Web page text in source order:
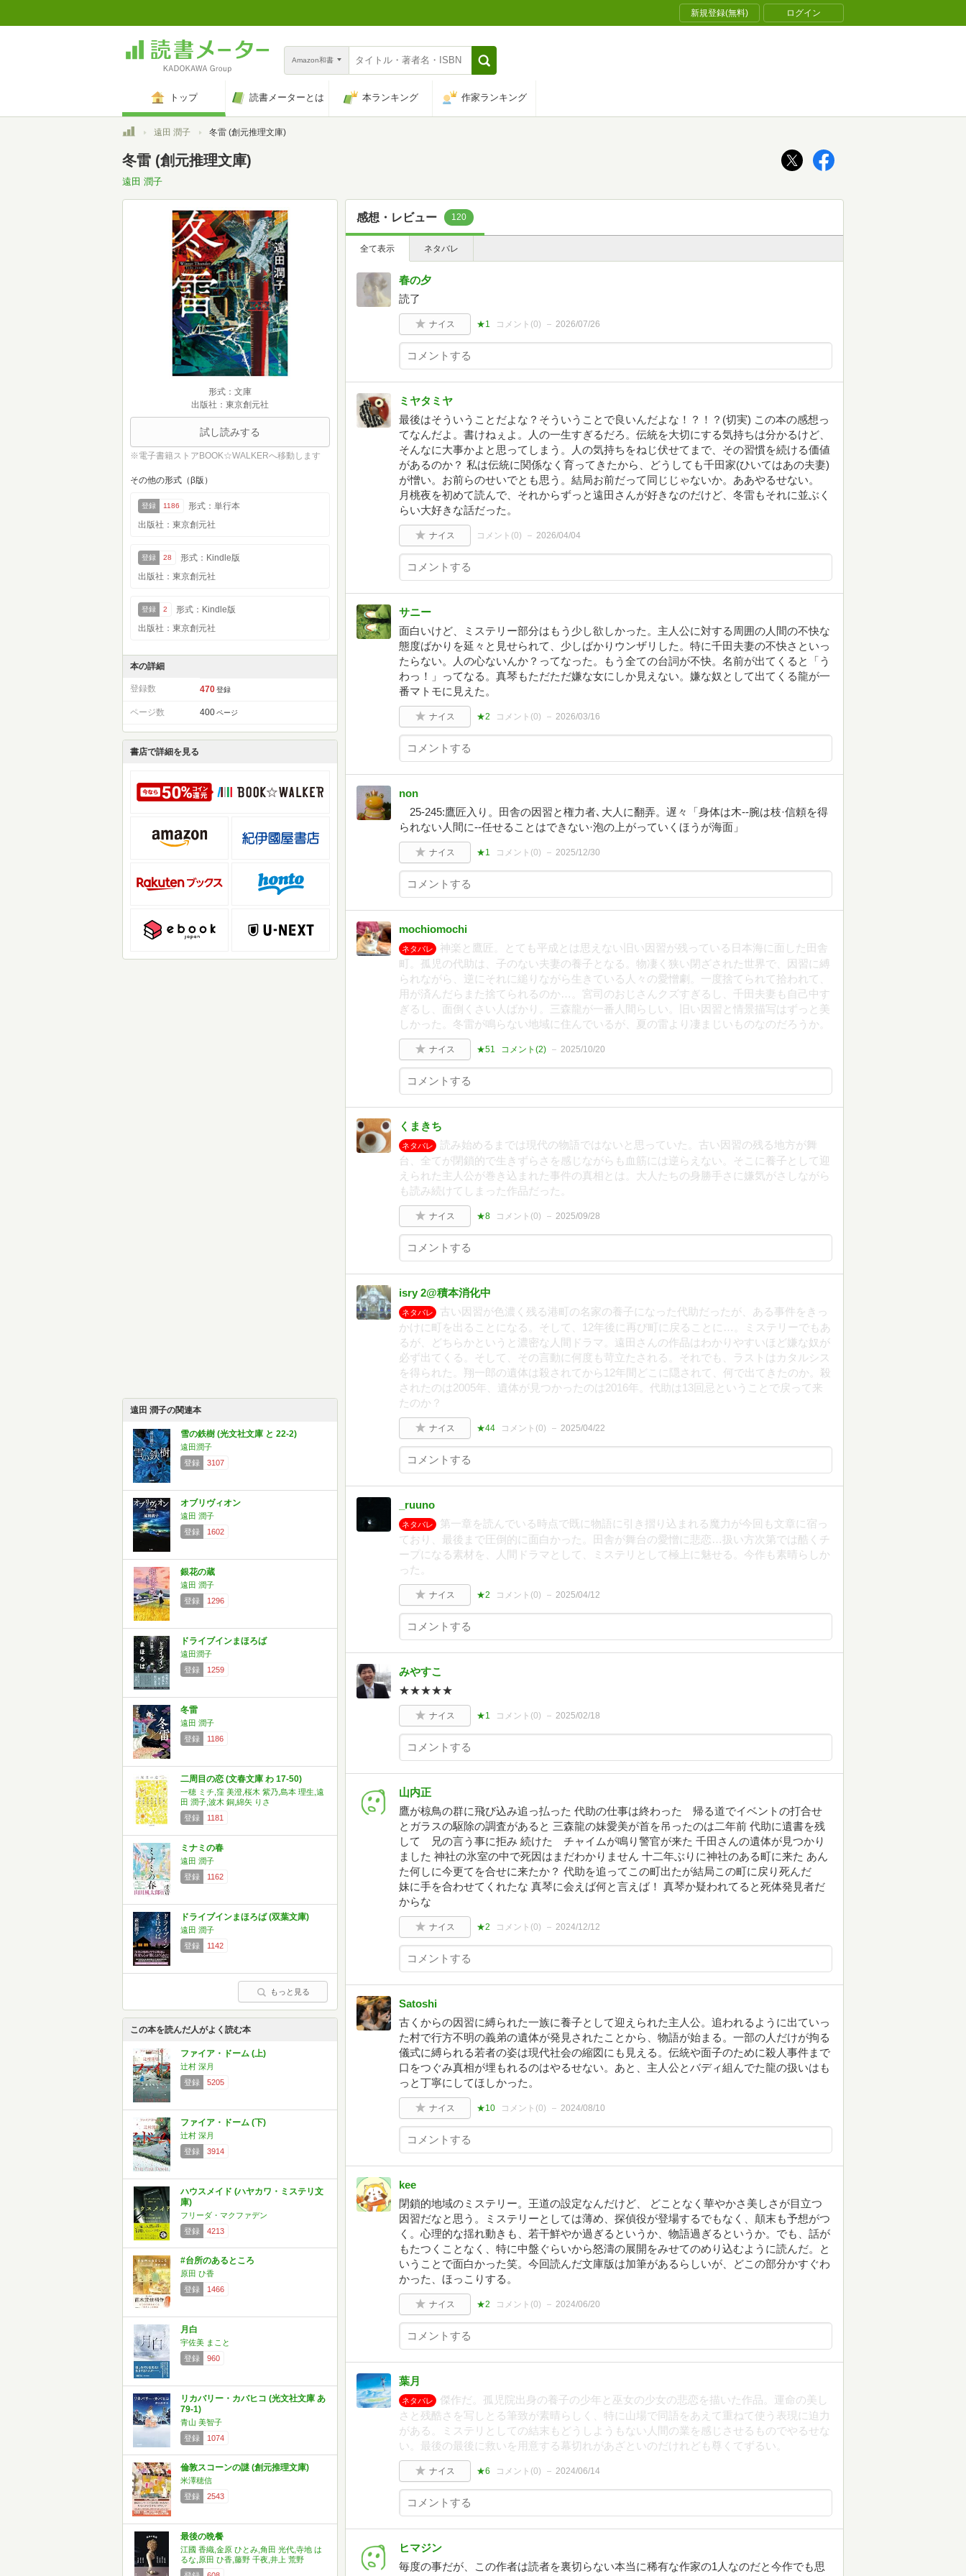
新規登録(無料) ログイン
Amazon和書
トップ 読書メーターとは 本ランキング 作家ランキング
トップ遠田 潤子 冬雷 (創元推理文庫)
冬雷 (創元推理文庫)
遠田 潤子
形式：文庫
出版社：東京創元社
試し読みする
※電子書籍ストアBOOK☆WALKERへ移動します
その他の形式（β版）
登録 1186
形式：単行本
出版社：東京創元社
登録 28
形式：Kindle版
出版社：東京創元社
登録 2
形式：Kindle版
出版社：東京創元社
本の詳細
登録数 470 登録
ページ数 400 ページ
書店で詳細を見る
遠田 潤子の関連本
雪の鉄樹 (光文社文庫 と 22-2)
遠田潤子
登録
3107
オブリヴィオン
遠田 潤子
登録
1602
銀花の蔵
遠田 潤子
登録
1296
ドライブインまほろば
遠田潤子
登録
1259
冬雷
遠田 潤子
登録
1186
二周目の恋 (文春文庫 わ 17-50)
一穂 ミチ,窪 美澄,桜木 紫乃,島本 理生,遠
田 潤子,波木 銅,綿矢 りさ
登録
1181
ミナミの春
遠田 潤子
登録
1162
ドライブインまほろば (双葉文庫)
遠田 潤子
登録
1142
もっと見る
この本を読んだ人がよく読む本
ファイア・ドーム (上)
辻村 深月
登録
5205
ファイア・ドーム (下)
辻村 深月
登録
3914
ハウスメイド (ハヤカワ・ミステリ文
庫)
フリーダ・マクファデン
登録
4213
#台所のあるところ
原田 ひ香
登録
1466
月白
宇佐美 まこと
登録
960
リカバリー・カバヒコ (光文社文庫 あ
79-1)
青山 美智子
登録
1074
倫敦スコーンの謎 (創元推理文庫)
米澤穂信
登録
2543
最後の晩餐
江國 香織,金原 ひとみ,角田 光代,寺地 は
るな,原田 ひ香,藤野 千夜,井上 荒野
感想・レビュー 120
全て表示 ネタバレ
春の夕
読了
ナイス ★1 コメント(0) 2026/07/26
ミヤタミヤ
最後はそういうことだよな？そういうことで良いんだよな！？！？(切実) この本の感想っ
てなんだよ。書けねぇよ。人の一生すぎるだろ。伝統を大切にする気持ちは分かるけど、
そんなに大事かよと思ってしまう。人の気持ちをねじ伏せてまで、その習慣を続ける価値
があるのか？ 私は伝統に関係なく育ってきたから、どうしても千田家(ひいてはあの夫妻)
が憎い。お前らのせいでとも思う。結局お前だって同じじゃないか。ああやるせない。
月桃夜を初めて読んで、それからずっと遠田さんが好きなのだけど、冬雷もそれに並ぶく
らい大好きな話だった。
ナイス コメント(0) 2026/04/04
サニー
面白いけど、ミステリー部分はもう少し欲しかった。主人公に対する周囲の人間の不快な
態度ばかりを延々と見せられて、少しばかりウンザリした。特に千田夫妻の不快さといっ
たらない。人の心ないんか？ってなった。もう全ての台詞が不快。名前が出てくると「う
わっ！」ってなる。真琴もただただ嫌な女にしか見えない。嫌な奴として出てくる龍が一
番マトモに見えた。
ナイス ★2 コメント(0) 2026/03/16
non
25-245:鷹匠入り。田舎の因習と権力者､大人に翻弄。遅々「身体は木--腕は枝·信頼を得
られない人間に--任せることはできない·泡の上がっていくほうが海面」
ナイス ★1 コメント(0) 2025/12/30
mochiomochi
ネタバレ
神楽と鷹匠。とても平成とは思えない旧い因習が残っている日本海に面した田舎
町。孤児の代助は、子のない夫妻の養子となる。物凄く狭い閉ざされた世界で、因習に縛
られながら、逆にそれに縋りながら生きている人々の愛憎劇。一度捨てられて拾われて、
用が済んだらまた捨てられるのか…。宮司のおじさんクズすぎるし、千田夫妻も自己中す
ぎるし、面倒くさい人ばかり。三森龍が一番人間らしい。旧い因習と情景描写はずっと美
しかった。冬雷が鳴らない地域に住んでいるが、夏の雷より凄まじいものなのだろうか。
ナイス ★51 コメント(2) 2025/10/20
くまきち
ネタバレ
読み始めるまでは現代の物語ではないと思っていた。古い因習の残る地方が舞
台、全てが閉鎖的で生きずらさを感じながらも血筋には逆らえない。そこに養子として迎
えられた主人公が巻き込まれた事件の真相とは。大人たちの身勝手さに嫌気がさしながら
も読み続けてしまった作品だった。
ナイス ★8 コメント(0) 2025/09/28
isry 2@積本消化中
ネタバレ
古い因習が色濃く残る港町の名家の養子になった代助だったが、ある事件をきっ
かけに町を出ることになる。そして、12年後に再び町に戻ることに…。ミステリーでもあ
るが、どちらかというと濃密な人間ドラマ。遠田さんの作品はわかりやすいほど嫌な奴が
必ず出てくる。そして、その言動に何度も苛立たされる。それでも、ラストはカタルシス
を得られた。翔一郎の遺体は殺されてから12年間どこに隠されて、何で出てきたのか。殺
されたのは2005年、遺体が見つかったのは2016年。代助は13回忌ということで戻って来
たのか？
ナイス ★44 コメント(0) 2025/04/22
_ruuno
ネタバレ
第一章を読んでいる時点で既に物語に引き摺り込まれる魔力が今回も文章に宿っ
ており、最後まで圧倒的に面白かった。田舎が舞台の愛憎に悲恋…扱い方次第では酷くチ
ープになる素材を、人間ドラマとして、ミステリとして極上に魅せる。今作も素晴らしか
った。
ナイス ★2 コメント(0) 2025/04/12
みやすこ
★★★★★
ナイス ★1 コメント(0) 2025/02/18
山内正
鷹が椋鳥の群に飛び込み追っ払った 代助の仕事は終わった 帰る道でイベントの打合せ
とガラスの駆除の調査があると 三森龍の妹愛美が首を吊ったのは二年前 代助に遺書を残
して 兄の言う事に拒み 続けた チャイムが鳴り警官が来た 千田さんの遺体が見つかり
ました 神社の氷室の中で死因はまだわかりません 十二年ぶりに神社のある町に来た あん
た何しに今更てを合せに来たか？ 代助を追ってこの町出たが結局この町に戻り死んだ
妹に手を合わせてくれたな 真琴に会えば何と言えば！ 真琴か疑われてると死体発見者だ
からな
ナイス ★2 コメント(0) 2024/12/12
Satoshi
古くからの因習に縛られた一族に養子として迎えられた主人公。追われるように出ていっ
た村で行方不明の義弟の遺体が発見されたことから、物語が始まる。一部の人だけが拘る
儀式に縛られる若者の姿は現代社会の縮図にも見える。伝統や面子のために殺人事件まで
口をつぐみ真相が埋もれるのはやるせない。あと、主人公とバディ組んでた龍の扱いはも
っと丁寧にしてほしかった。
ナイス ★10 コメント(0) 2024/08/10
kee
閉鎖的地域のミステリー。王道の設定なんだけど、 どことなく華やかさ美しさが目立つ
因習だなと思う。ミステリーとしては薄め、探偵役が登場するでもなく、顛末も予想がつ
く。心理的な揺れ動きも、若干鮮やか過ぎるというか、物語過ぎるというか。でも、話が
もたつくことなく、特に中盤ぐらいから怒濤の展開をみせてのめり込むように読んだ。と
いうことで面白かった笑。今回読んだ文庫版は加筆があるらしいが、どこの部分かすぐわ
かった、ほっこりする。
ナイス ★2 コメント(0) 2024/06/20
葉月
ネタバレ
傑作だ。孤児院出身の養子の少年と巫女の少女の悲恋を描いた作品。運命の美し
さと残酷さを写しとる筆致が素晴らしく、特に山場で同語をあえて重ねて使う表現に迫力
がある。ミステリとしての結末もどうしようもない人間の業を感じさせるものでやるせな
い。最後の最後に救いを用意する幕切れがあざといのだけれども尊くてずるい。
ナイス ★6 コメント(0) 2024/06/14
ヒマジン
毎度の事だが、この作者は読者を裏切らない本当に稀有な作家の1人なのだと今作でも思